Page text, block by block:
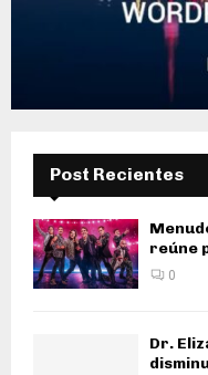
Post Recientes
reúne
0
Dr.